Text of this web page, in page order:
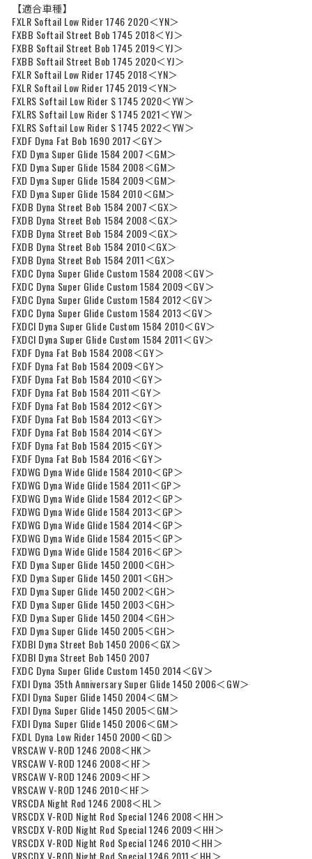
【適合車種】
FXLR Softail Low Rider 1746 2020＜YN＞
FXBB Softail Street Bob 1745 2018＜YJ＞
FXBB Softail Street Bob 1745 2019＜YJ＞
FXBB Softail Street Bob 1745 2020＜YJ＞
FXLR Softail Low Rider 1745 2018＜YN＞
FXLR Softail Low Rider 1745 2019＜YN＞
FXLRS Softail Low Rider S 1745 2020＜YW＞
FXLRS Softail Low Rider S 1745 2021＜YW＞
FXLRS Softail Low Rider S 1745 2022＜YW＞
FXDF Dyna Fat Bob 1690 2017＜GY＞
FXD Dyna Super Glide 1584 2007＜GM＞
FXD Dyna Super Glide 1584 2008＜GM＞
FXD Dyna Super Glide 1584 2009＜GM＞
FXD Dyna Super Glide 1584 2010＜GM＞
FXDB Dyna Street Bob 1584 2007＜GX＞
FXDB Dyna Street Bob 1584 2008＜GX＞
FXDB Dyna Street Bob 1584 2009＜GX＞
FXDB Dyna Street Bob 1584 2010＜GX＞
FXDB Dyna Street Bob 1584 2011＜GX＞
FXDC Dyna Super Glide Custom 1584 2008＜GV＞
FXDC Dyna Super Glide Custom 1584 2009＜GV＞
FXDC Dyna Super Glide Custom 1584 2012＜GV＞
FXDC Dyna Super Glide Custom 1584 2013＜GV＞
FXDCI Dyna Super Glide Custom 1584 2010＜GV＞
FXDCI Dyna Super Glide Custom 1584 2011＜GV＞
FXDF Dyna Fat Bob 1584 2008＜GY＞
FXDF Dyna Fat Bob 1584 2009＜GY＞
FXDF Dyna Fat Bob 1584 2010＜GY＞
FXDF Dyna Fat Bob 1584 2011＜GY＞
FXDF Dyna Fat Bob 1584 2012＜GY＞
FXDF Dyna Fat Bob 1584 2013＜GY＞
FXDF Dyna Fat Bob 1584 2014＜GY＞
FXDF Dyna Fat Bob 1584 2015＜GY＞
FXDF Dyna Fat Bob 1584 2016＜GY＞
FXDWG Dyna Wide Glide 1584 2010＜GP＞
FXDWG Dyna Wide Glide 1584 2011＜GP＞
FXDWG Dyna Wide Glide 1584 2012＜GP＞
FXDWG Dyna Wide Glide 1584 2013＜GP＞
FXDWG Dyna Wide Glide 1584 2014＜GP＞
FXDWG Dyna Wide Glide 1584 2015＜GP＞
FXDWG Dyna Wide Glide 1584 2016＜GP＞
FXD Dyna Super Glide 1450 2000＜GH＞
FXD Dyna Super Glide 1450 2001＜GH＞
FXD Dyna Super Glide 1450 2002＜GH＞
FXD Dyna Super Glide 1450 2003＜GH＞
FXD Dyna Super Glide 1450 2004＜GH＞
FXD Dyna Super Glide 1450 2005＜GH＞
FXDBI Dyna Street Bob 1450 2006＜GX＞
FXDBI Dyna Street Bob 1450 2007
FXDC Dyna Super Glide Custom 1450 2014＜GV＞
FXDI Dyna 35th Anniversary Super Glide 1450 2006＜GW＞
FXDI Dyna Super Glide 1450 2004＜GM＞
FXDI Dyna Super Glide 1450 2005＜GM＞
FXDI Dyna Super Glide 1450 2006＜GM＞
FXDL Dyna Low Rider 1450 2000＜GD＞
VRSCAW V-ROD 1246 2008＜HK＞
VRSCAW V-ROD 1246 2008＜HF＞
VRSCAW V-ROD 1246 2009＜HF＞
VRSCAW V-ROD 1246 2010＜HF＞
VRSCDA Night Rod 1246 2008＜HL＞
VRSCDX V-ROD Night Rod Special 1246 2008＜HH＞
VRSCDX V-ROD Night Rod Special 1246 2009＜HH＞
VRSCDX V-ROD Night Rod Special 1246 2010＜HH＞